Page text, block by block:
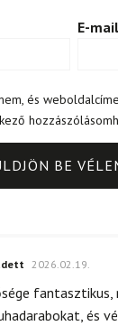
E-mail
és
2026.02.19.
és